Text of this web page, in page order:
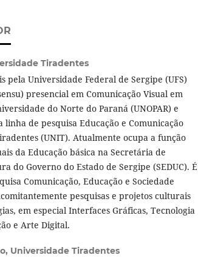
Tiradentes
pela Universidade Federal de Sergipe (UFS)
presencial em Comunicação Visual em
do Norte do Paraná (UNOPAR) e
linha de pesquisa Educação e Comunicação
(UNIT). Atualmente ocupa a função
da Educação básica na Secretária de
do Governo do Estado de Sergipe (SEDUC). É
Comunicação, Educação e Sociedade
pesquisas e projetos culturais
em especial Interfaces Gráficas, Tecnologia
e Arte Digital.
Universidade Tiradentes